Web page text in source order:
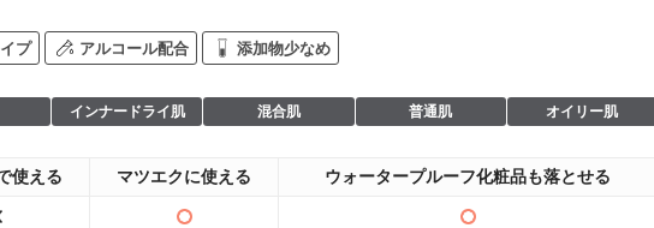
プ アルコール配合 添加物少なめ
インナードライ肌 混合肌 普通肌 オイリー肌
使える マツエクに使える ウォータープルーフ化粧品も落とせる